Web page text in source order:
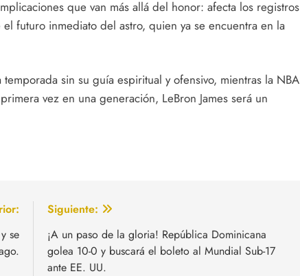
que van más allá del honor: afecta los registros
futuro inmediato del astro, quien ya se encuentra en la
sin su guía espiritual y ofensivo, mientras la NBA
vez en una generación, LeBron James será un
se
Siguiente:
¡A un paso de la gloria! República Dominicana
golea 10-0 y buscará el boleto al Mundial Sub-17
ante EE. UU.